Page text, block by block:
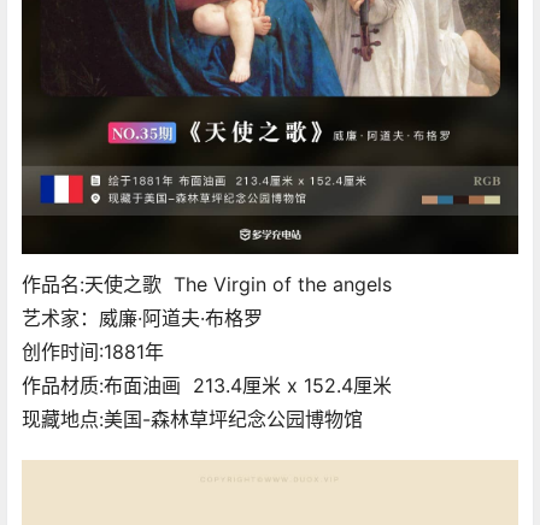
作品名:天使之歌 The Virgin of the angels
艺术家：威廉·阿道夫·布格罗
创作时间:1881年
作品材质:布面油画 213.4厘米 x 152.4厘米
现藏地点:美国-森林草坪纪念公园博物馆